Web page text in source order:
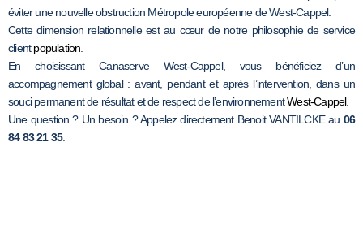
éviter une nouvelle obstruction Métropole européenne de West-Cappel.
Cette dimension relationnelle est au cœur de notre philosophie de service
clientpopulation
En choisissant Canaserve West-Cappel, vous bénéficiez d’un
accompagnement global : avant, pendant et après l’intervention, dans un
souci permanent de résultat et de respect de l’environnementWest-Cappel.
Une question ? Un besoin ? Appelez directement Benoit VANTILCKE au 06
84 83 21 35.